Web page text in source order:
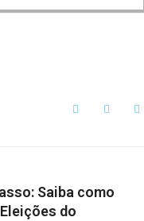
Saiba como
do